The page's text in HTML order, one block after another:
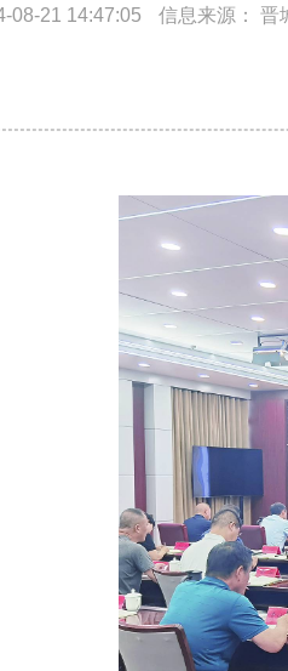
08-21 14:47:05 信息来源： 晋